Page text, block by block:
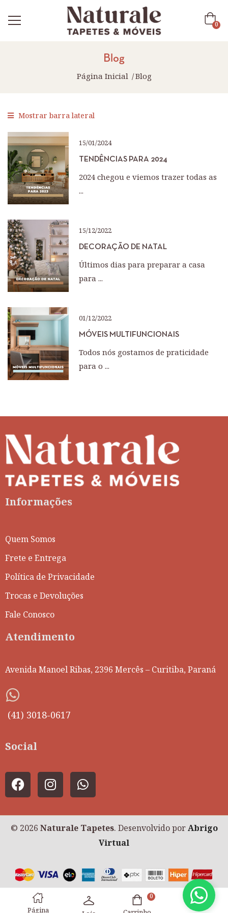
0
Blog
Página Inicial Blog
Mostrar barra lateral
15/01/2024
TENDÊNCIAS PARA 2024
2024 chegou e viemos trazer todas as
...
15/12/2022
DECORAÇÃO DE NATAL
Últimos dias para preparar a casa
para ...
01/12/2022
MÓVEIS MULTIFUNCIONAIS
Todos nós gostamos de praticidade
para o ...
Informações
Quem Somos
Frete e Entrega
Política de Privacidade
Trocas e Devoluções
Fale Conosco
Atendimento
Avenida Manoel Ribas, 2396 Mercês – Curitiba, Paraná
(41) 3018-0617
Social
© 2026 Naturale Tapetes. Desenvolvido porAbrigo
Virtual
Página
0